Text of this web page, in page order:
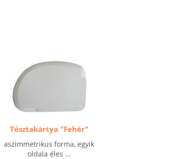
Tésztakártya "Fehér"
aszimmetrikus forma, egyik
oldala éles ...